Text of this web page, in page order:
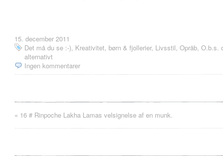
15. december 2011
Det må du se :-), Kreativitet, børn & fjollerier, Livsstil, Opråb, O.b.s.
alternativt
Ingen kommentarer
« 16 # Rinpoche Lakha Lamas velsignelse af en munk.